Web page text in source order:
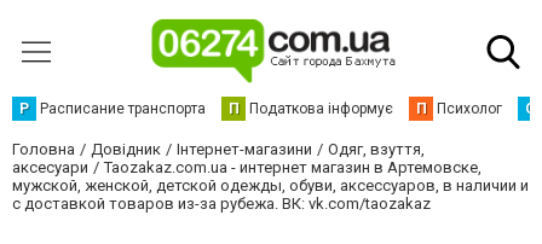
Р Расписание транспорта П Податкова інформує П Психолог С
Головна Довідник Інтернет-магазини
Одяг, взуття,
аксесуари
Taozakaz.com.ua - интернет магазин в Артемовске,
мужской, женской, детской одежды, обуви, аксессуаров, в наличии и
с доставкой товаров из-за рубежа. ВК: vk.com/taozakaz